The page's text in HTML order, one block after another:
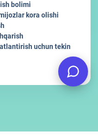
bolimi
kora olishi
uchun tekin